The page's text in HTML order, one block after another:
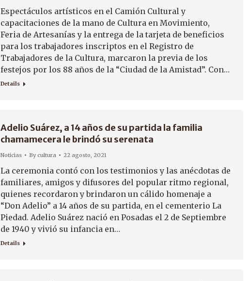
Espectáculos artísticos en el Camión Cultural y
capacitaciones de la mano de Cultura en Movimiento,
Feria de Artesanías y la entrega de la tarjeta de beneficios
para los trabajadores inscriptos en el Registro de
Trabajadores de la Cultura, marcaron la previa de los
festejos por los 88 años de la “Ciudad de la Amistad”. Con…
Details
Adelio Suárez, a 14 años de su partida la familia
chamamecera le brindó su serenata
Noticias Bycultura 22 agosto, 2021
La ceremonia contó con los testimonios y las anécdotas de
familiares, amigos y difusores del popular ritmo regional,
quienes recordaron y brindaron un cálido homenaje a
“Don Adelio” a 14 años de su partida, en el cementerio La
Piedad. Adelio Suárez nació en Posadas el 2 de Septiembre
de 1940 y vivió su infancia en…
Details